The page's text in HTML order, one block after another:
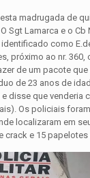
madrugada de
Sgt Lamarca e o Cb
como
próximo ao nr. 360,
de um pacote
de 23 anos de
disse que venderia
Os policiais
localizaram em
crack e 15 papelotes